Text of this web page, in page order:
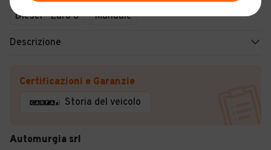
Diesel - Euro 6
Manuale
Descrizione
Certificazioni e Garanzie
Storia del veicolo
Automurgia srl